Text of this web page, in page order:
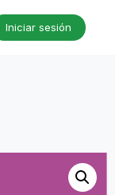
Iniciar sesión